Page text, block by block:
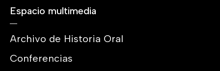
Espacio multimedia
Archivo de Historia Oral
Conferencias